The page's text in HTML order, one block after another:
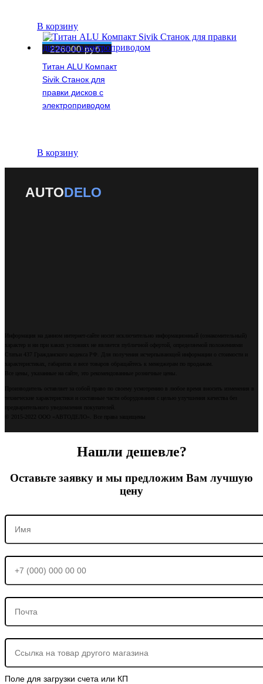
В корзину
Титан ALU Компакт
Sivik Станок для
правки дисков с
электроприводом
226000руб.
В корзину
AUTODELO
Информация на данном интернет-сайте носит исключительно информационный (ознакомительный)
характер и ни при каких условиях не является публичной офертой, определяемой положениями
Статьи 437 Гражданского кодекса РФ. Для получения исчерпывающей информации о стоимости и
характеристиках, габаритах и весе товаров обращайтесь к менеджерам по продажам.
Все цены, указанные на сайте, это рекомендованные розничные цены.
Производитель оставляет за собой право по своему усмотрению в любое время вносить изменения в
технические характеристики и составные части оборудования с целью улучшения качества без
предварительного уведомления покупателей.
© 2015-2022 ООО «АВТОДЕЛО». Все права защищены
Нашли дешевле?
Оставьте заявку и мы предложим Вам лучшую
цену
Поле для загрузки счета или КП